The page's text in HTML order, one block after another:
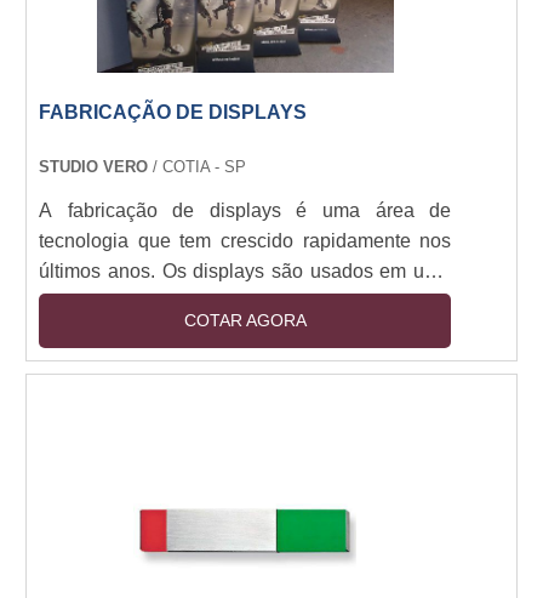
FABRICAÇÃO DE DISPLAYS
STUDIO VERO/ COTIA - SP
A fabricação de displays é uma área de
tecnologia que tem crescido rapidamente nos
últimos anos. Os displays são usados em uma
variedade de aplicações, desde dispositivos
móveis até televisores de alta definição. A
fabricação de displays envolve a produção de
qualidade e sejam produzidos de forma
eficiente para atender às necessidades dos
COTAR AGORA